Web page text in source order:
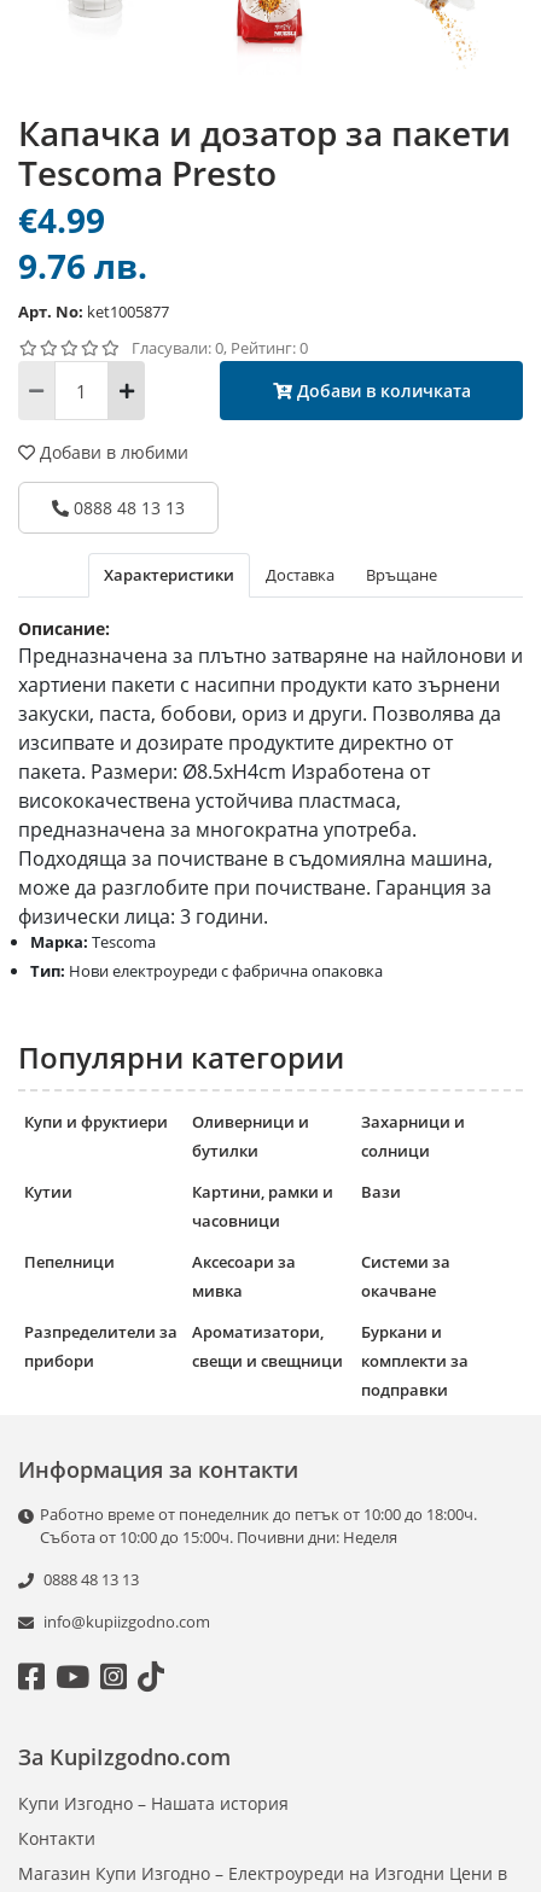
Капачка и дозатор за пакети
Tescoma Presto
€4.99
9.76 лв.
Арт. No: ket1005877
Гласували: 0, Рейтинг: 0
Добави в количката
Добави в любими
0888 48 13 13
Характеристики Доставка Връщане
Описание:
Предназначена за плътно затваряне на найлонови и
хартиени пакети с насипни продукти като зърнени
закуски, паста, бобови, ориз и други. Позволява да
изсипвате и дозирате продуктите директно от
пакета. Размери: Ø8.5xH4cm Изработена от
висококачествена устойчива пластмаса,
предназначена за многократна употреба.
Подходяща за почистване в съдомиялна машина,
може да разглобите при почистване. Гаранция за
физически лица: 3 години.
Марка: Tescoma
Тип: Нови електроуреди с фабрична опаковка
Популярни категории
Купи и фруктиери
Оливерници и
бутилки
Захарници и
солници
Кутии
Картини, рамки и
часовници
Вази
Пепелници
Аксесоари за
мивка
Системи за
окачване
Разпределители за
прибори
Ароматизатори,
свещи и свещници
Буркани и
комплекти за
подправки
Информация за контакти
Работно време от понеделник до петък от 10:00 до 18:00ч.
Събота от 10:00 до 15:00ч. Почивни дни: Неделя
0888 48 13 13
info@kupiizgodno.com
За KupiIzgodno.com
Купи Изгодно – Нашата история
Контакти
Магазин Купи Изгодно – Електроуреди на Изгодни Цени в